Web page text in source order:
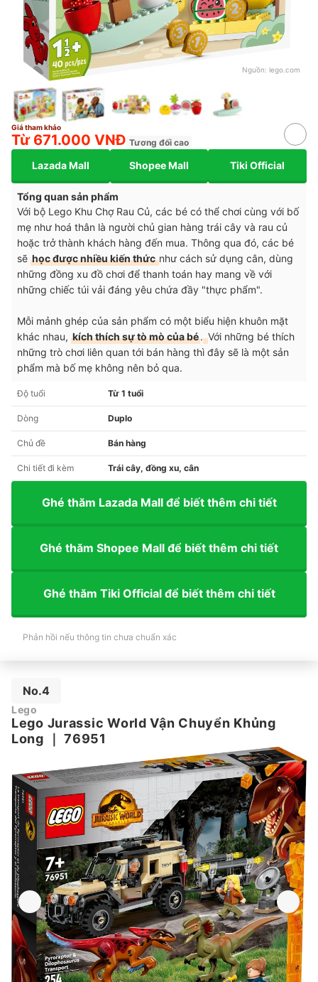
Nguồn: lego.com
Giá tham khảo
Từ 671.000 VNĐ Tương đối cao
Lazada Mall Shopee Mall Tiki Official
Tổng quan sản phẩm
Với bộ Lego Khu Chợ Rau Củ, các bé có thể chơi cùng với bố
mẹ như hoá thân là người chủ gian hàng trái cây và rau củ
hoặc trở thành khách hàng đến mua. Thông qua đó, các bé
sẽ học được nhiều kiến thứcnhư cách sử dụng cân, dùng
những đồng xu đồ chơi để thanh toán hay mang về với
những chiếc túi vải đáng yêu chứa đầy "thực phẩm".
Mỗi mảnh ghép của sản phẩm có một biểu hiện khuôn mặt
khác nhau, kích thích sự tò mò của bé. Với những bé thích
những trò chơi liên quan tới bán hàng thì đây sẽ là một sản
phẩm mà bố mẹ không nên bỏ qua.
Độ tuổi Từ 1 tuổi
Dòng Duplo
Chủ đề Bán hàng
Chi tiết đi kèm Trái cây, đồng xu, cân
Ghé thăm Lazada Mall để biết thêm chi tiết
Ghé thăm Shopee Mall để biết thêm chi tiết
Ghé thăm Tiki Official để biết thêm chi tiết
Phản hồi nếu thông tin chưa chuẩn xác
No.4
Lego
Lego Jurassic World Vận Chuyển Khủng
Long ｜76951